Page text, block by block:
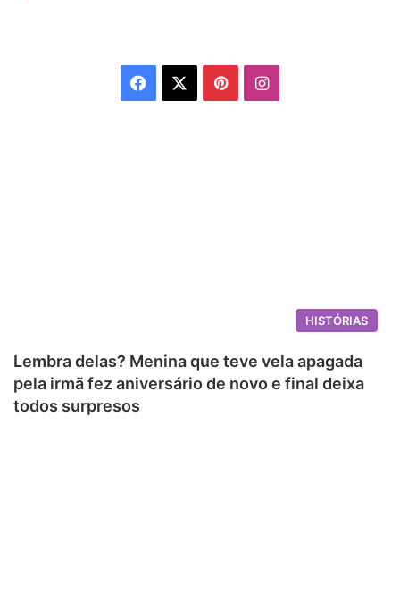
Facebook PinterestInstagram
HISTÓRIAS
Lembra delas? Menina que teve vela apagada
pela irmã fez aniversário de novo e final deixa
todos surpresos